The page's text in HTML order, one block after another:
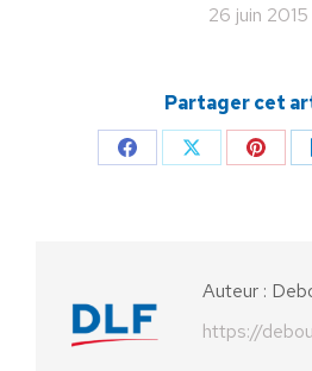
26 juin 2015
Partager cet
PartagerPartager
Auteur :
https://